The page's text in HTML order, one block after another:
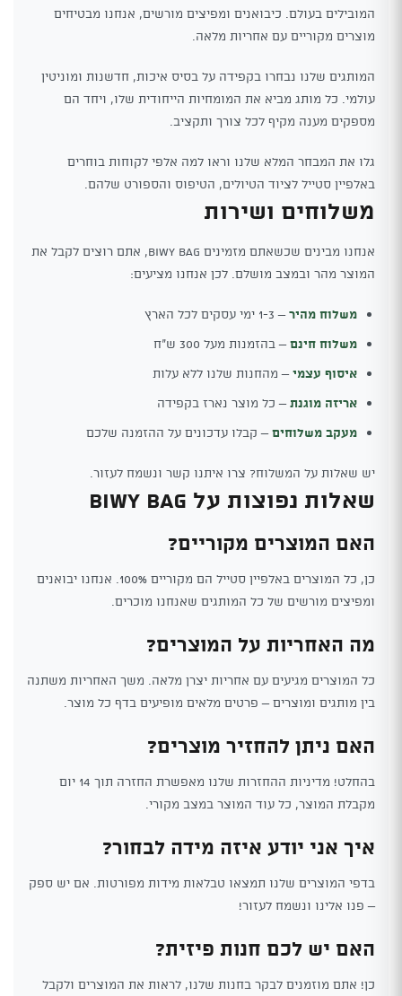
המובילים בעולם. כיבואנים ומפיצים מורשים, אנחנו מבטיחים
מוצרים מקוריים עם אחריות מלאה.
המותגים שלנו נבחרו בקפידה על בסיס איכות, חדשנות ומוניטין
עולמי. כל מותג מביא את המומחיות הייחודית שלו, ויחד הם
מספקים מענה מקיף לכל צורך ותקציב.
גלו את המבחר המלא שלנו וראו למה אלפי לקוחות בוחרים
באלפיין סטייל לציוד הטיולים, הטיפוס והספורט שלהם.
משלוחים ושירות
אנחנו מבינים שכשאתם מזמינים Biwy Bag, אתם רוצים לקבל את
המוצר מהר ובמצב מושלם. לכן אנחנו מציעים:
משלוח מהיר– 1-3 ימי עסקים לכל הארץ
משלוח חינם– בהזמנות מעל 300 ש"ח
איסוף עצמי– מהחנות שלנו ללא עלות
אריזה מוגנת– כל מוצר נארז בקפידה
מעקב משלוחים– קבלו עדכונים על ההזמנה שלכם
יש שאלות על המשלוח? צרו איתנו קשר ונשמח לעזור.
שאלות נפוצות על Biwy Bag
האם המוצרים מקוריים?
כן, כל המוצרים באלפיין סטייל הם מקוריים 100%. אנחנו יבואנים
ומפיצים מורשים של כל המותגים שאנחנו מוכרים.
מה האחריות על המוצרים?
כל המוצרים מגיעים עם אחריות יצרן מלאה. משך האחריות משתנה
בין מותגים ומוצרים – פרטים מלאים מופיעים בדף כל מוצר.
האם ניתן להחזיר מוצרים?
בהחלט! מדיניות ההחזרות שלנו מאפשרת החזרה תוך 14 יום
מקבלת המוצר, כל עוד המוצר במצב מקורי.
איך אני יודע איזה מידה לבחור?
בדפי המוצרים שלנו תמצאו טבלאות מידות מפורטות. אם יש ספק
– פנו אלינו ונשמח לעזור!
האם יש לכם חנות פיזית?
כן! אתם מוזמנים לבקר בחנות שלנו, לראות את המוצרים ולקבל